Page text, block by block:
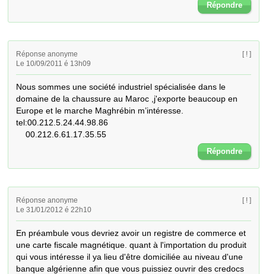
Répondre
Réponse anonyme
Le 10/09/2011 é 13h09
[ ! ]
Nous sommes une société industriel spécialisée dans le
domaine de la chaussure au Maroc ,j'exporte beaucoup en
Europe et le marche Maghrébin m’intéresse.
tel:00.212.5.24.44.98.86
    00.212.6.61.17.35.55
Répondre
Réponse anonyme
Le 31/01/2012 é 22h10
[ ! ]
En préambule vous devriez avoir un registre de commerce et
une carte fiscale magnétique. quant à l'importation du produit
qui vous intéresse il ya lieu d'être domiciliée au niveau d'une
banque algérienne afin que vous puissiez ouvrir des credocs